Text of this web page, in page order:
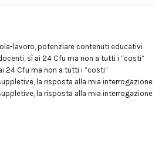
lavoro, potenziare contenuti educativi
sì ai 24 Cfu ma non a tutti i “costi”
24 Cfu ma non a tutti i “costi”
la risposta alla mia interrogazione
la risposta alla mia interrogazione